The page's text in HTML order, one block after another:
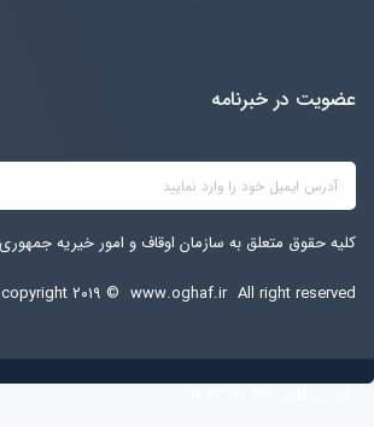
عضویت در خبرنامه
کلیه حقوق متعلق به سازمان اوقاف و امور خیریه
copyright ۲۰۱۹ © www.oghaf.ir All right reserved